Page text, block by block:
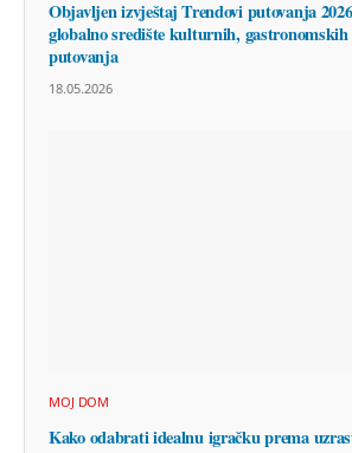
Objavljen izvještaj Trendovi putovanja
globalno središte kulturnih,
putovanja
18.05.2026
MOJ DOM
Kako odabrati idealnu igračku prema